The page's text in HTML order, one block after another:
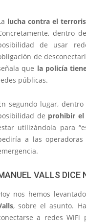
lucha contra el
dentro
de usar
de
que la policía
públicas.
segundo lugar,
de prohibir el
utilizándola para
a las
VALLS DICE
nos hemos
, sobre el asunto.
a redes